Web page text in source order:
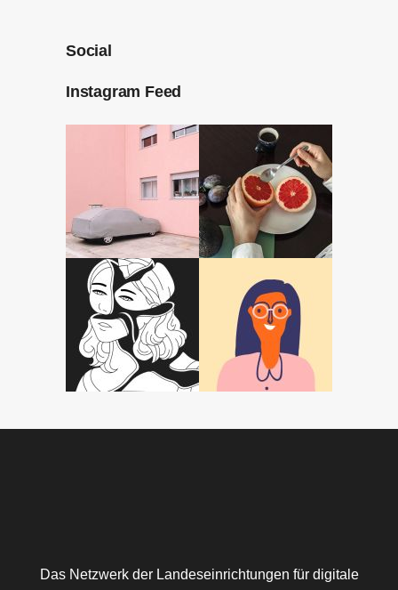
Social
Instagram Feed
Das Netzwerk der Landeseinrichtungen für digitale